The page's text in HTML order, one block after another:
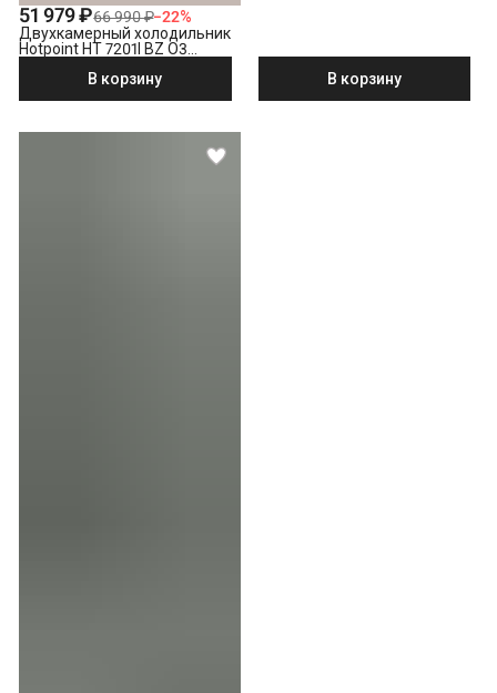
51 979 ₽66 990 ₽−22%
Двухкамерный холодильник
Hotpoint HT 7201I BZ O3
В корзину
В корзину